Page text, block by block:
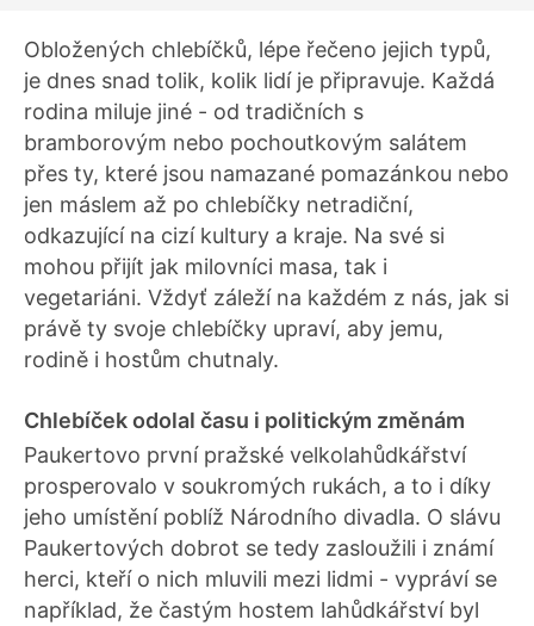
Obložených chlebíčků, lépe řečeno jejich typů,
je dnes snad tolik, kolik lidí je připravuje. Každá
rodina miluje jiné - od tradičních s
bramborovým nebo pochoutkovým salátem
přes ty, které jsou namazané pomazánkou nebo
jen máslem až po chlebíčky netradiční,
odkazující na cizí kultury a kraje. Na své si
mohou přijít jak milovníci masa, tak i
vegetariáni. Vždyť záleží na každém z nás, jak si
právě ty svoje chlebíčky upraví, aby jemu,
rodině i hostům chutnaly.
Chlebíček odolal času i politickým změnám
Paukertovo první pražské velkolahůdkářství
prosperovalo v soukromých rukách, a to i díky
jeho umístění poblíž Národního divadla. O slávu
Paukertových dobrot se tedy zasloužili i známí
herci, kteří o nich mluvili mezi lidmi - vypráví se
například, že častým hostem lahůdkářství byl